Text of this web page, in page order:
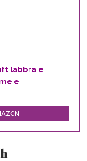
labbra e
e